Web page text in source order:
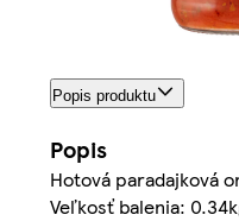
Popis produktu
Popis
Hotová paradajková
Veľkosť balenia: